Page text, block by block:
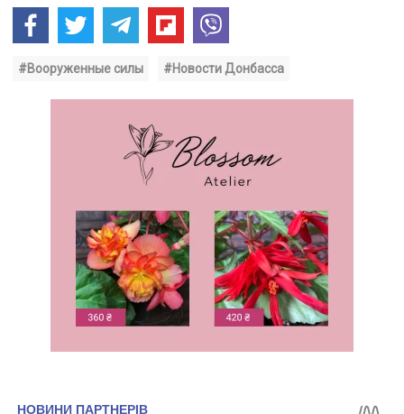
#Вооруженные силы #Новости Донбасса